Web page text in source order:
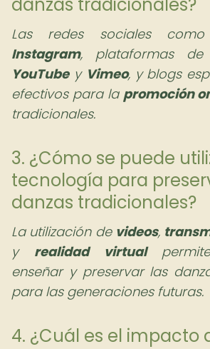
Las redes sociales
Instagram, plataformas
YouTubey Vimeo, y blogs
efectivos para la promoción
tradicionales.
3. ¿Cómo se puede
tecnología para
danzas tradicionales?
La utilización de videos,
y realidad virtualpermite
enseñar y preservar las
para las generaciones futuras.
4. ¿Cuál es el impacto